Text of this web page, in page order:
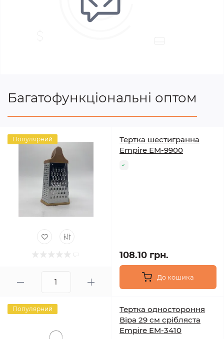
Багатофункціональні оптом
Популярний
Тертка шестигранна
Empire ЕМ-9900
108.10 грн.
До кошика
Популярний
Тертка одностороння
Віра 29 см срібляста
Empire EM-3410